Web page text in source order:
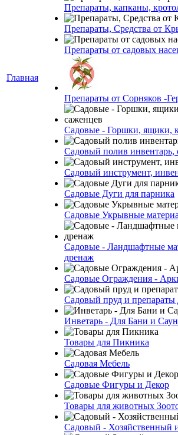
Главная
Препараты, капканы,
Препараты, Средства от
Препараты от садовых
Препараты от Сорняков -
Садовые - Горшки, ящики,
Садовый полив инвентарь,
Садовый инструмент,
Садовые Дуги для парника
Садовые Укрывные
Садовые - Ландшафтные
дренаж
Садовые Ограждения -
Садовый пруд и препараты
Инветарь - Для Бани и
Товары для Пикника
Садовая Мебель
Садовые Фигуры и Декор
Товары для животных
Садовый - Хозяйственный